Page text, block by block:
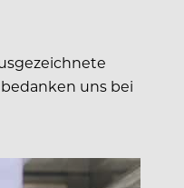
uns bei